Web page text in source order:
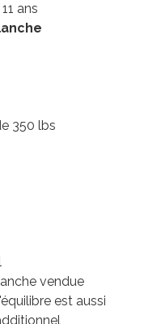
ans
350 lbs
vendue
est aussi